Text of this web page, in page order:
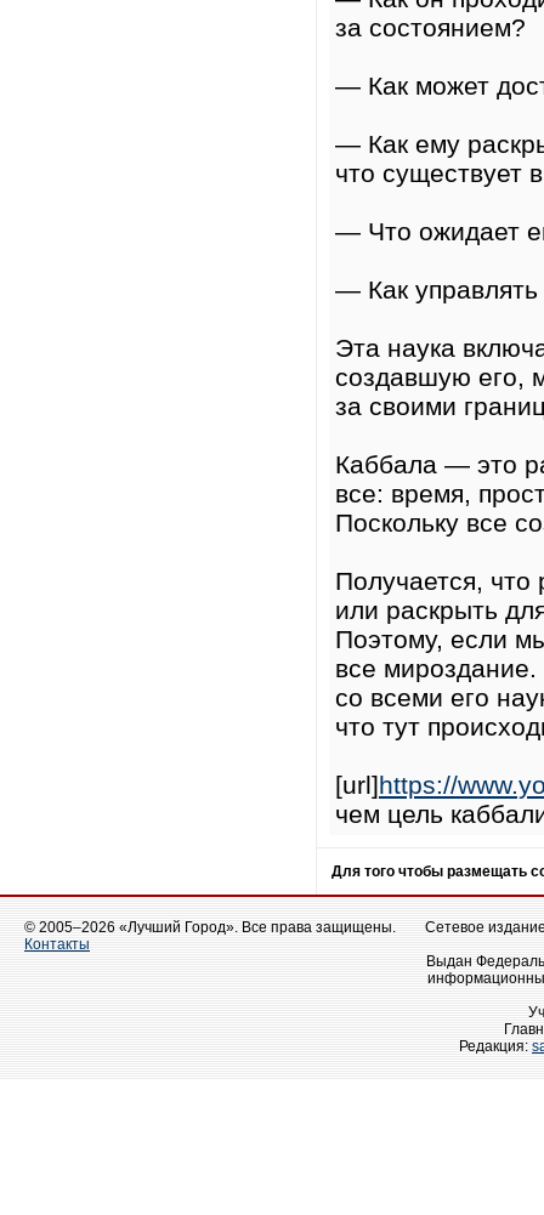
за состоянием?
— Как может
— Как ему
что существует
— Что ожидает
— Как
Эта наука
создавшую его,
за своими
Каббала — это
все: время,
Поскольку все
Получается,
или раскрыть
Поэтому, если
все
со всеми его
что тут
[url]https://
чем цель
Для того чтобы размещать
© 2005–2026 «Лучший Город». Все права защищены.
Контакты
Сетевое
Выдан
Редакция: